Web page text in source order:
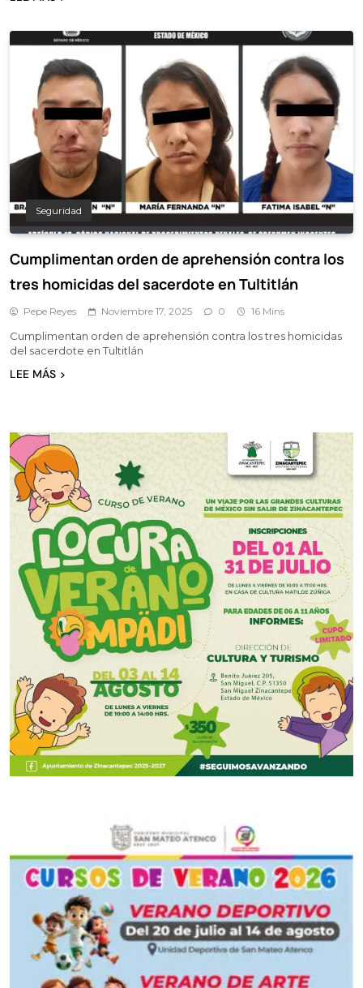
Seguridad
Cumplimentan orden de aprehensión contra los
tres homicidas del sacerdote en Tultitlán
Pepe Reyes Noviembre 17, 2025 0 16 Mins
Cumplimentan orden de aprehensión contra los tres homicidas
del sacerdote en Tultitlán
LEE MÁS